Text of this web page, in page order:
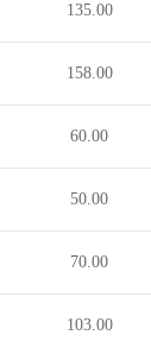
135.00
158.00
60.00
50.00
70.00
103.00